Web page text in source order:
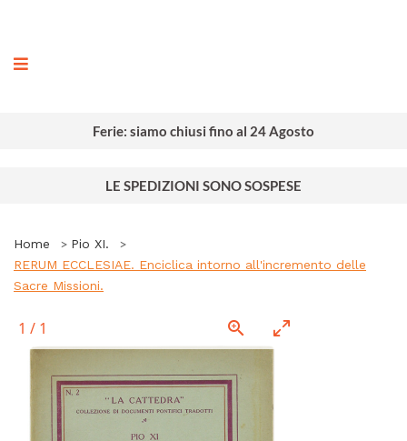
Ferie: siamo chiusi fino al 24 Agosto
LE SPEDIZIONI SONO SOSPESE
Home
Pio XI.
RERUM ECCLESIAE. Enciclica intorno all'incremento delle
Sacre Missioni.
1 / 1